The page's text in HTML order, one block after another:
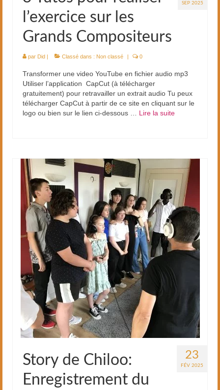
SEP 2025
l’exercice sur les
Grands Compositeurs
par Did | Classé dans : Non classé | 0
Transformer une video YouTube en fichier audio mp3
Utiliser l’application CapCut (à télécharger
gratuitement) pour retravailler un extrait audio Tu peux
télécharger CapCut à partir de ce site en cliquant sur le
logo ou bien sur le lien ci-dessous … Lire la suite­­
23
FÉV 2025
Story de Chiloo:
Enregistrement du